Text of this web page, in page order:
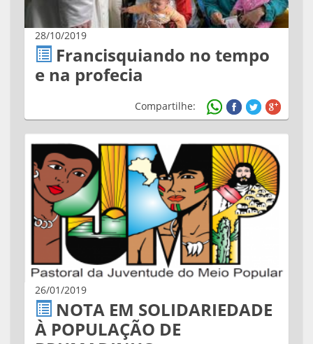
28/10/2019
Francisquiando no tempo
e na profecia
Compartilhe:
26/01/2019
NOTA EM SOLIDARIEDADE
À POPULAÇÃO DE